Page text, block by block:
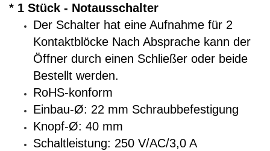
* 1 Stück - Notausschalter
Der Schalter hat eine Aufnahme für 2
Kontaktblöcke Nach Absprache kann der
Öffner durch einen Schließer oder beide
Bestellt werden.
RoHS-konform
Einbau-Ø: 22 mm Schraubbefestigung
Knopf-Ø: 40 mm
Schaltleistung: 250 V/AC/3,0 A